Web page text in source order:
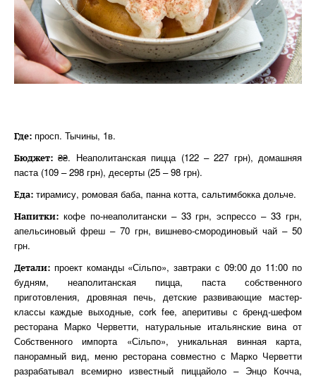
Где: просп. Тычины, 1в.
Бюджет: ₴₴. Неаполитанская пицца (122 – 227 грн), домашняя
паста (109 – 298 грн), десерты (25 – 98 грн).
Еда: тирамису, ромовая баба, панна котта, сальтимбокка дольче.
Напитки: кофе по-неаполитански – 33 грн, эспрессо – 33 грн,
апельсиновый фреш – 70 грн, вишнево-смородиновый чай – 50
грн.
Детали: проект команды «Сільпо», завтраки с 09:00 до 11:00 по
будням, неаполитанская пицца, паста собственного
приготовления, дровяная печь, детские развивающие мастер-
классы каждые выходные, сork fee, аперитивы с бренд-шефом
ресторана Марко Черветти, натуральные итальянские вина от
Собственного импорта «Сільпо», уникальная винная карта,
панорамный вид, меню ресторана совместно с Марко Черветти
разрабатывал всемирно известный пиццайоло – Энцо Кочча,